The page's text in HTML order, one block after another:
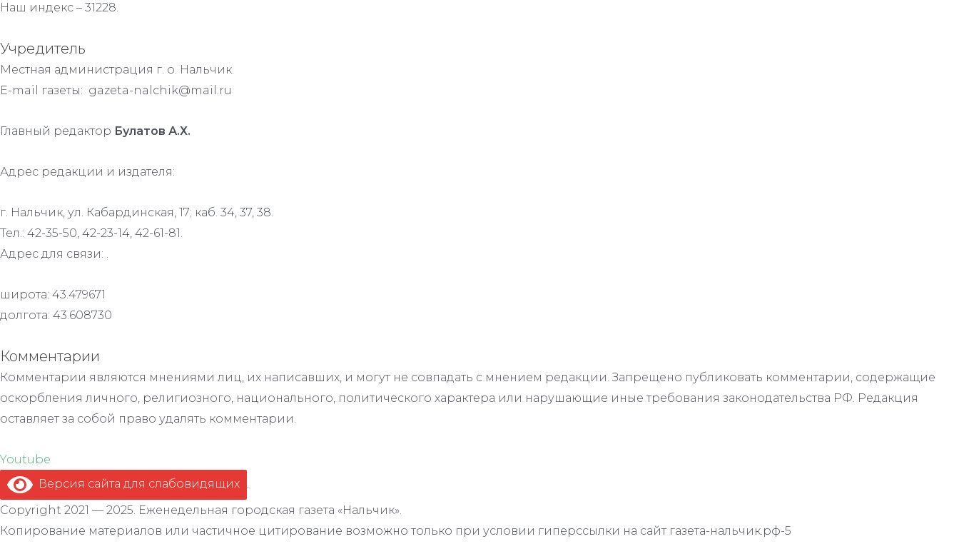
Наш индекс – 31228.
Учредитель
Местная администрация г. о. Нальчик.
E-mail газеты: gazeta-nalchik@mail.ru
Главный редактор Булатов А.Х.
Адрес редакции и издателя:
г. Нальчик, ул. Кабардинская, 17; каб. 34, 37, 38.
Тел.: 42-35-50, 42-23-14, 42-61-81.
Адрес для связи: .
широта: 43.479671
долгота: 43.608730
Комментарии
Комментарии являются мнениями лиц, их написавших, и могут не совпадать с мнением редакции. Запрещено публиковать комментарии, содержащие
оскорбления личного, религиозного, национального, политического характера или нарушающие иные требования законодательства РФ. Редакция
оставляет за собой право удалять комментарии.
Youtube
Версия сайта для слабовидящих .
Copyright 2021 — 2025. Еженедельная городская газета «Нальчик».
Копирование материалов или частичное цитирование возможно только при условии гиперссылки на сайт газета-нальчик.рф-5